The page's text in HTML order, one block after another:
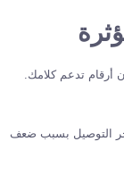
أرقام تدعم كلامك.
تأخر التوصيل بسبب ضعف